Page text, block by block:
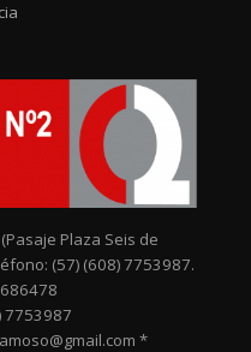
Plaza Seis de
(57) (608) 7753987.
7753987
*